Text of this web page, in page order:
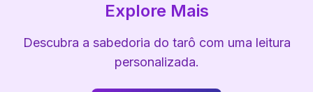
Explore Mais
Descubra a sabedoria do tarô com uma leitura
personalizada.